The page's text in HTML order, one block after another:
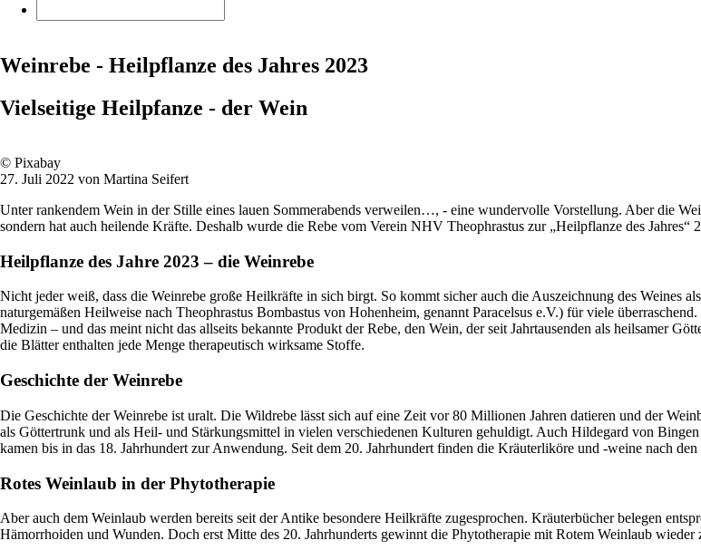
Weinrebe - Heilpflanze des Jahres 2023
Vielseitige Heilpfanze - der Wein
© Pixabay
27. Juli 2022 von Martina Seifert
Unter rankendem Wein in der Stille eines lauen Sommerabends verweilen…, - eine wundervolle Vorstellung. Aber die
sondern hat auch heilende Kräfte. Deshalb wurde die Rebe vom Verein NHV Theophrastus zur „Heilpflanze des Jahres“
Heilpflanze des Jahre 2023 – die Weinrebe
Nicht jeder weiß, dass die Weinrebe große Heilkräfte in sich birgt. So kommt sicher auch die Auszeichnung des Weines
naturgemäßen Heilweise nach Theophrastus Bombastus von Hohenheim, genannt Paracelsus e.V.) für viele
Medizin – und das meint nicht das allseits bekannte Produkt der Rebe, den Wein, der seit Jahrtausenden als heilsamer
die Blätter enthalten jede Menge therapeutisch wirksame Stoffe.
Geschichte der Weinrebe
Die Geschichte der Weinrebe ist uralt. Die Wildrebe lässt sich auf eine Zeit vor 80 Millionen Jahren datieren und der
als Göttertrunk und als Heil- und Stärkungsmittel in vielen verschiedenen Kulturen gehuldigt. Auch Hildegard von
kamen bis in das 18. Jahrhundert zur Anwendung. Seit dem 20. Jahrhundert finden die Kräuterliköre und -weine nach
Rotes Weinlaub in der Phytotherapie
Aber auch dem Weinlaub werden bereits seit der Antike besondere Heilkräfte zugesprochen. Kräuterbücher belegen
Hämorrhoiden und Wunden. Doch erst Mitte des 20. Jahrhunderts gewinnt die Phytotherapie mit Rotem Weinlaub wieder